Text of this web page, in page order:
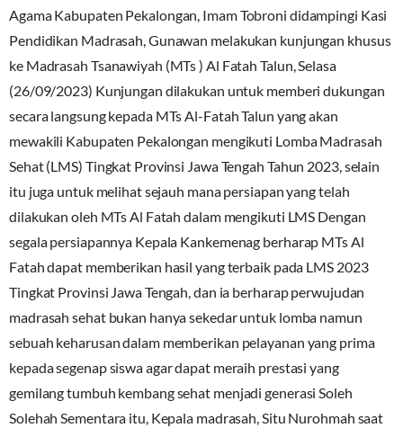
Agama Kabupaten Pekalongan, Imam Tobroni didampingi Kasi
Pendidikan Madrasah, Gunawan melakukan kunjungan khusus
ke Madrasah Tsanawiyah (MTs ) Al Fatah Talun, Selasa
(26/09/2023) Kunjungan dilakukan untuk memberi dukungan
secara langsung kepada MTs Al-Fatah Talun yang akan
mewakili Kabupaten Pekalongan mengikuti Lomba Madrasah
Sehat (LMS) Tingkat Provinsi Jawa Tengah Tahun 2023, selain
itu juga untuk melihat sejauh mana persiapan yang telah
dilakukan oleh MTs Al Fatah dalam mengikuti LMS Dengan
segala persiapannya Kepala Kankemenag berharap MTs Al
Fatah dapat memberikan hasil yang terbaik pada LMS 2023
Tingkat Provinsi Jawa Tengah, dan ia berharap perwujudan
madrasah sehat bukan hanya sekedar untuk lomba namun
sebuah keharusan dalam memberikan pelayanan yang prima
kepada segenap siswa agar dapat meraih prestasi yang
gemilang tumbuh kembang sehat menjadi generasi Soleh
Solehah Sementara itu, Kepala madrasah, Situ Nurohmah saat